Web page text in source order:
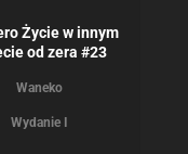
Życie w innym
od zera #23
Waneko
Wydanie I